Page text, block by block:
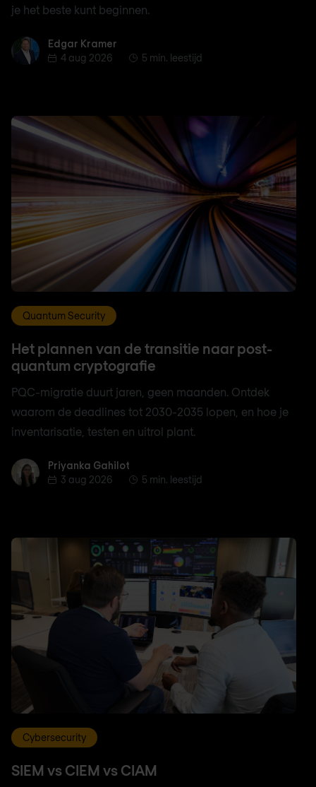
je het beste kunt beginnen.
Edgar KramerEdgar Kramer
4 aug 2026
5 min. leestijd
Quantum Security
Het plannen van de transitie naar post-
quantum cryptografie
PQC-migratie duurt jaren, geen maanden. Ontdek
waarom de deadlines tot 2030-2035 lopen, en hoe je
inventarisatie, testen en uitrol plant.
Priyanka Gahilot
Priyanka Gahilot
3 aug 2026
5 min. leestijd
Cybersecurity
SIEM vs CIEM vs CIAM